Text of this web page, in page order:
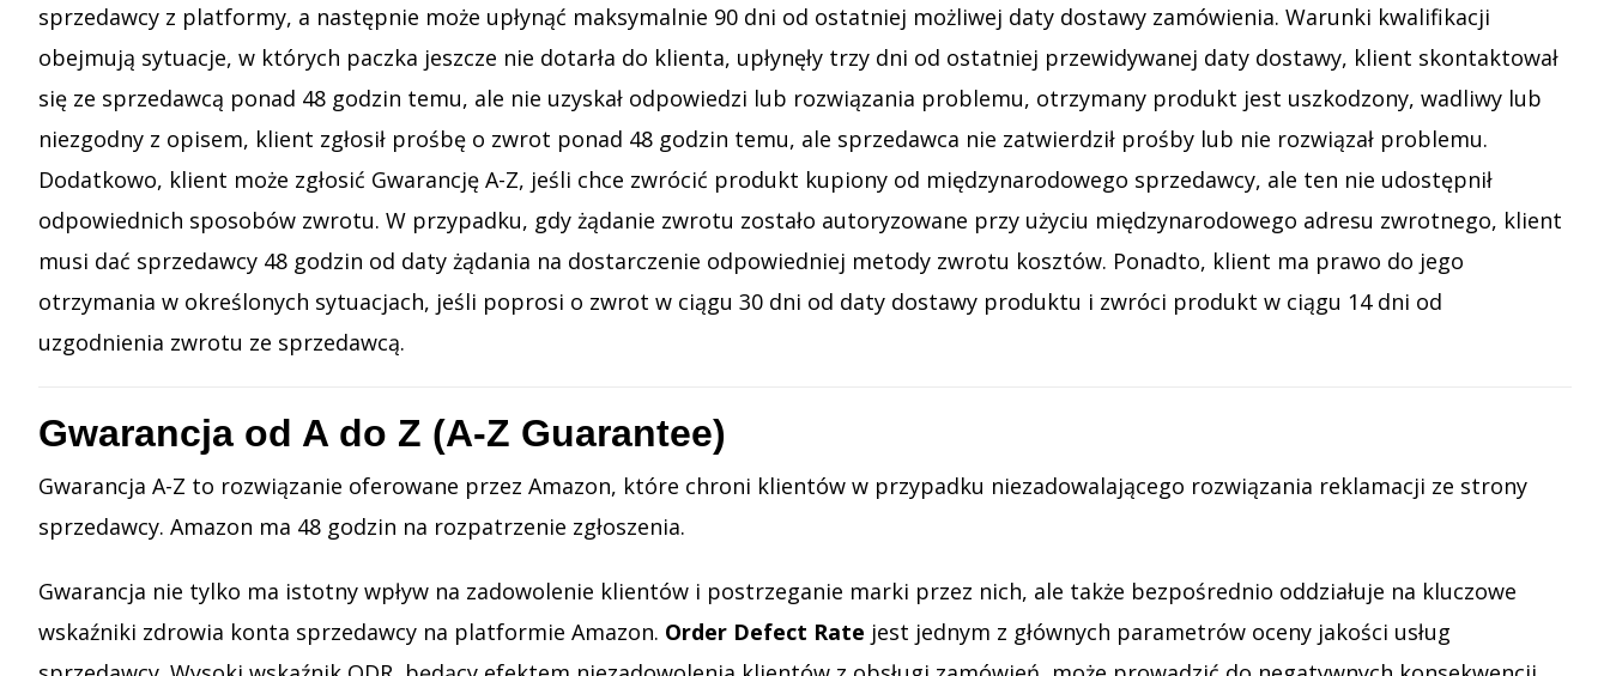
sprzedawcy z platformy, a następnie może upłynąć maksymalnie 90 dni od ostatniej możliwej daty dostawy zamówienia. Warunki kwalifikacji
obejmują sytuacje, w których paczka jeszcze nie dotarła do klienta, upłynęły trzy dni od ostatniej przewidywanej daty dostawy, klient skontaktował
się ze sprzedawcą ponad 48 godzin temu, ale nie uzyskał odpowiedzi lub rozwiązania problemu, otrzymany produkt jest uszkodzony, wadliwy lub
niezgodny z opisem, klient zgłosił prośbę o zwrot ponad 48 godzin temu, ale sprzedawca nie zatwierdził prośby lub nie rozwiązał problemu.
Dodatkowo, klient może zgłosić Gwarancję A-Z, jeśli chce zwrócić produkt kupiony od międzynarodowego sprzedawcy, ale ten nie udostępnił
odpowiednich sposobów zwrotu. W przypadku, gdy żądanie zwrotu zostało autoryzowane przy użyciu międzynarodowego adresu zwrotnego, klient
musi dać sprzedawcy 48 godzin od daty żądania na dostarczenie odpowiedniej metody zwrotu kosztów. Ponadto, klient ma prawo do jego
otrzymania w określonych sytuacjach, jeśli poprosi o zwrot w ciągu 30 dni od daty dostawy produktu i zwróci produkt w ciągu 14 dni od
uzgodnienia zwrotu ze sprzedawcą.
Gwarancja od A do Z (A-Z Guarantee)
Gwarancja A-Z to rozwiązanie oferowane przez Amazon, które chroni klientów w przypadku niezadowalającego rozwiązania reklamacji ze strony
sprzedawcy. Amazon ma 48 godzin na rozpatrzenie zgłoszenia.
Gwarancja nie tylko ma istotny wpływ na zadowolenie klientów i postrzeganie marki przez nich, ale także bezpośrednio oddziałuje na kluczowe
wskaźniki zdrowia konta sprzedawcy na platformie Amazon. Order Defect Rate jest jednym z głównych parametrów oceny jakości usług